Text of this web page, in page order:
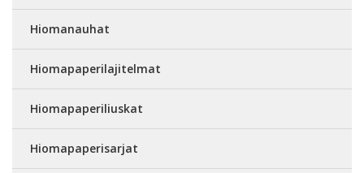
Hiomanauhat
Hiomapaperilajitelmat
Hiomapaperiliuskat
Hiomapaperisarjat